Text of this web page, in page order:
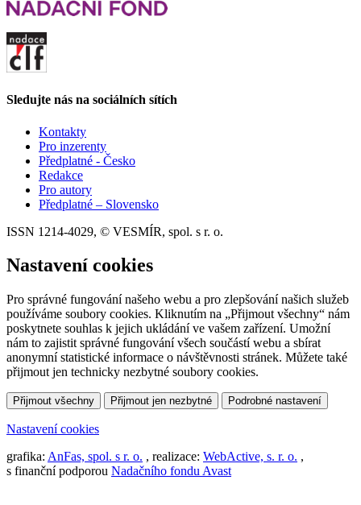
Sledujte nás na sociálních sítích
Kontakty
Pro inzerenty
Předplatné - Česko
Redakce
Pro autory
Předplatné – Slovensko
ISSN 1214-4029, © VESMÍR, spol. s r. o.
Nastavení cookies
Pro správné fungování našeho webu a pro zlepšování našich služeb
používáme soubory cookies. Kliknutím na „Přijmout všechny“ nám
poskytnete souhlas k jejich ukládání ve vašem zařízení. Umožní
nám to zajistit správné fungování všech součástí webu a sbírat
anonymní statistické informace o návštěvnosti stránek. Můžete také
přijmout jen technicky nezbytné soubory cookies.
Přijmout všechny Přijmout jen nezbytné Podrobné nastavení
Nastavení cookies
grafika: AnFas, spol. s r. o. , realizace: WebActive, s. r. o. ,
s finanční podporou Nadačního fondu Avast